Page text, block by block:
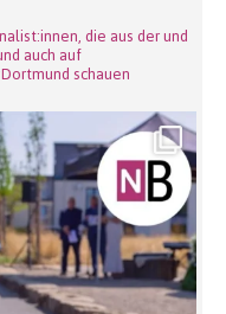
die aus der und
auch auf
schauen